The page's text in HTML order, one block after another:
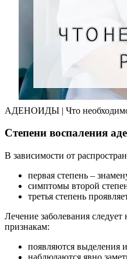
АДЕНОИДЫ | Что необходимо
Степени воспаления
В зависимости от
первая степень –
симптомы второй
третья степень
Лечение заболевания
признакам:
появляются выделения
наблюдаются явно